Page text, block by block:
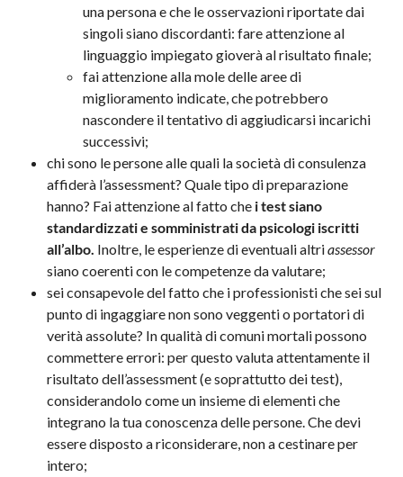
una persona e che le osservazioni riportate dai
singoli siano discordanti: fare attenzione al
linguaggio impiegato gioverà al risultato finale;
fai attenzione alla mole delle aree di
miglioramento indicate, che potrebbero
nascondere il tentativo di aggiudicarsi incarichi
successivi;
chi sono le persone alle quali la società di consulenza
affiderà l’assessment? Quale tipo di preparazione
hanno? Fai attenzione al fatto che i test siano
standardizzati e somministrati da psicologi iscritti
all’albo. Inoltre, le esperienze di eventuali altriassessor
siano coerenti con le competenze da valutare;
sei consapevole del fatto che i professionisti che sei sul
punto di ingaggiare non sono veggenti o portatori di
verità assolute? In qualità di comuni mortali possono
commettere errori: per questo valuta attentamente il
risultato dell’assessment (e soprattutto dei test),
considerandolo come un insieme di elementi che
integrano la tua conoscenza delle persone. Che devi
essere disposto a riconsiderare, non a cestinare per
intero;